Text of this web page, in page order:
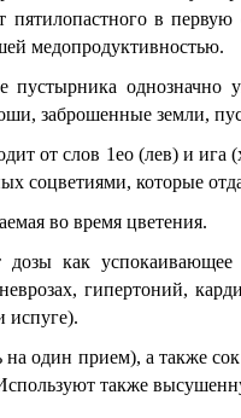
пятилопастного в
медопродуктивностью.
пустырника однозначно
заброшенные земли,
от слов 1ео (лев) и
соцветиями, которые
во время цветения.
как
гипертоний,
испуге).
один прием), а также
также